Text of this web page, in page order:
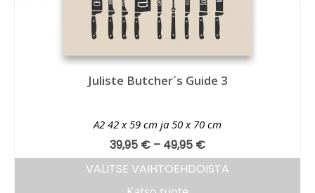
Juliste Butcher´s Guide 3
A2 42 x 59 cm ja 50 x 70 cm
39,95 € – 49,95 €
VALITSE VAIHTOEHDOISTA